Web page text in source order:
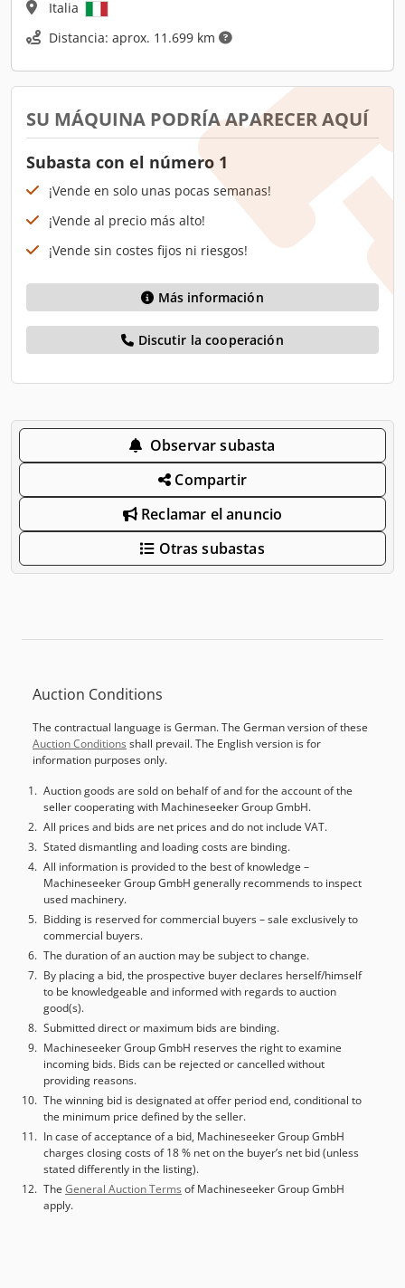
Italia
Distancia: aprox. 11.699 km
SU MÁQUINA PODRÍA APARECER AQUÍ
Subasta con el número 1
¡Vende en solo unas pocas semanas!
¡Vende al precio más alto!
¡Vende sin costes fijos ni riesgos!
Más información
Discutir la cooperación
Observar subasta
Compartir
Reclamar el anuncio
Otras subastas
Auction Conditions
The contractual language is German. The German version of these
Auction Conditions shall prevail. The English version is for
information purposes only.
Auction goods are sold on behalf of and for the account of the
seller cooperating with Machineseeker Group GmbH.
All prices and bids are net prices and do not include VAT.
Stated dismantling and loading costs are binding.
All information is provided to the best of knowledge –
Machineseeker Group GmbH generally recommends to inspect
used machinery.
Bidding is reserved for commercial buyers – sale exclusively to
commercial buyers.
The duration of an auction may be subject to change.
By placing a bid, the prospective buyer declares herself/himself
to be knowledgeable and informed with regards to auction
good(s).
Submitted direct or maximum bids are binding.
Machineseeker Group GmbH reserves the right to examine
incoming bids. Bids can be rejected or cancelled without
providing reasons.
The winning bid is designated at offer period end, conditional to
the minimum price defined by the seller.
In case of acceptance of a bid, Machineseeker Group GmbH
charges closing costs of 18 % net on the buyer’s net bid (unless
stated differently in the listing).
The General Auction Terms of Machineseeker Group GmbH
apply.